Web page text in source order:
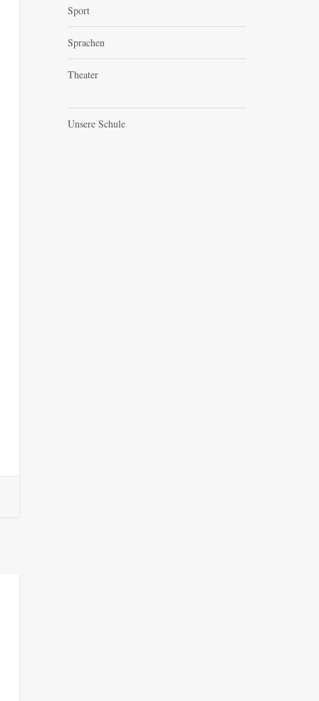
Sport
Sprachen
Theater
Unsere Schule